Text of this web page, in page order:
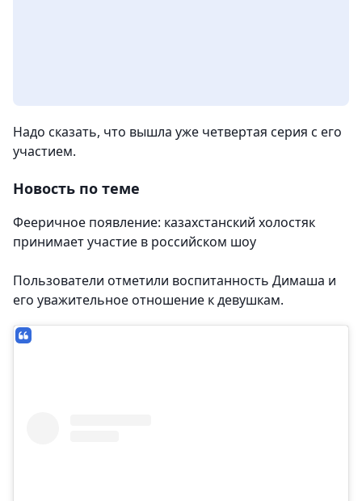
Надо сказать, что вышла уже четвертая серия с его
участием.
Новость по теме
Фееричное появление: казахстанский холостяк
принимает участие в российском шоу
Пользователи отметили воспитанность Димаша и
его уважительное отношение к девушкам.